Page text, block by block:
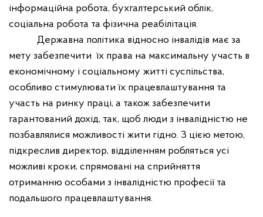
інформаційна робота, бухгалтерський облік,
соціальна робота та фізична реабілітація.
Державна політика відносно інвалідів має за
мету забезпечити їх права на максимальну участь в
економічному і соціальному житті суспільства,
особливо стимулювати їх працевлаштування та
участь на ринку праці, а також забезпечити
гарантований дохід, так, щоб люди з інвалідністю не
позбавлялися можливості жити гідно. З цією метою,
підкреслив директор, відділенням робляться усі
можливі кроки, спрямовані на сприйняття
отриманню особами з інвалідністю професії та
подальшого працевлаштування.